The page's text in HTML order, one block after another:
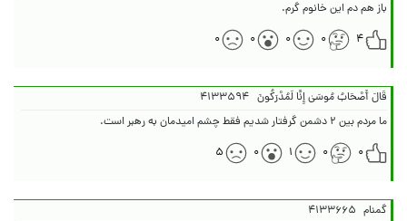
باز هم دم این خانوم گرم.
۴
۰ ۰ ۰ ۰
قَالَ أَصْحَابُ مُوسَىٰ إِنَّا لَمُدْرَكُونَ ۴۱۳۳۵۹۴
ما مردم بین ۲ دشمن گرفتار شدیم فقط چشم امیدمان به رهبر است.
۰
۰ ۱ ۰ ۵
گمنام ۴۱۳۳۶۶۵